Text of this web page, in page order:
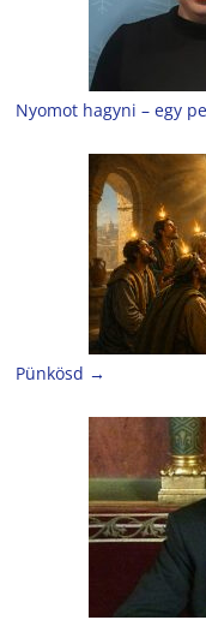
Nyomot hagyni – egy
Pünkösd →